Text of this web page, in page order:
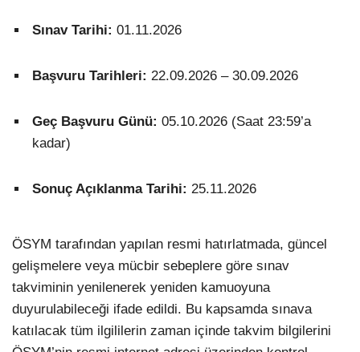
Sınav Tarihi: 01.11.2026
Başvuru Tarihleri: 22.09.2026 – 30.09.2026
Geç Başvuru Günü: 05.10.2026 (Saat 23:59’a
kadar)
Sonuç Açıklanma Tarihi: 25.11.2026
ÖSYM tarafından yapılan resmi hatırlatmada, güncel
gelişmelere veya mücbir sebeplere göre sınav
takviminin yenilenerek yeniden kamuoyuna
duyurulabileceği ifade edildi. Bu kapsamda sınava
katılacak tüm ilgililerin zaman içinde takvim bilgilerini